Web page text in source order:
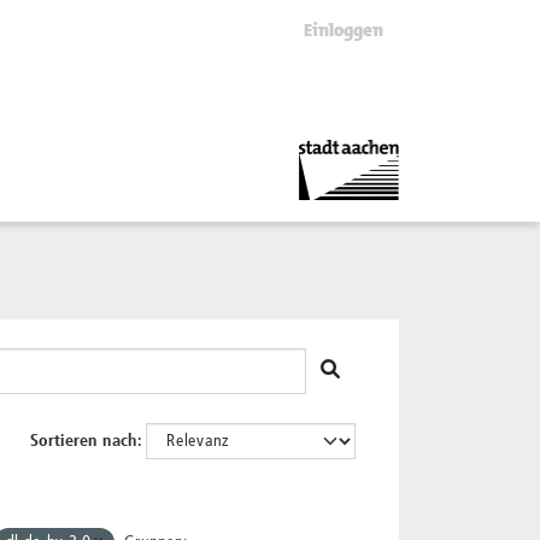
Einloggen
Sortieren nach